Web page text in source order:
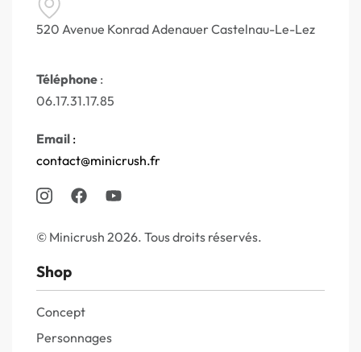
520 Avenue Konrad Adenauer Castelnau-Le-Lez
Téléphone :
06.17.31.17.85
Email :
contact@minicrush.fr
© Minicrush 2026. Tous droits réservés.
Shop
Concept
Personnages